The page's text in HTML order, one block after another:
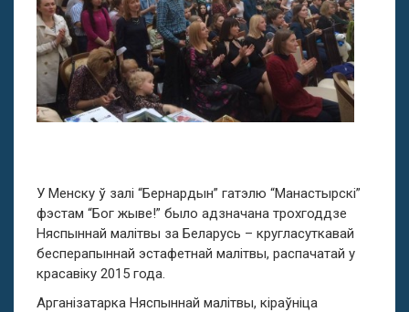
У Менску ў залі “Бернардын” гатэлю “Манастырскі”
фэстам “Бог жыве!” было адзначана трохгоддзе
Няспыннай малітвы за Беларусь – кругласуткавай
бесперапыннай эстафетнай малітвы, распачатай у
красавіку 2015 года.
Арганізатарка Няспыннай малітвы, кіраўніца